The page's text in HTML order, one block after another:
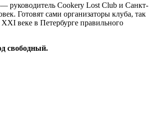
руководитель Cookery Lost Club и Санкт-
Готовят сами организаторы клуба, так
веке в Петербурге правильного
свободный.